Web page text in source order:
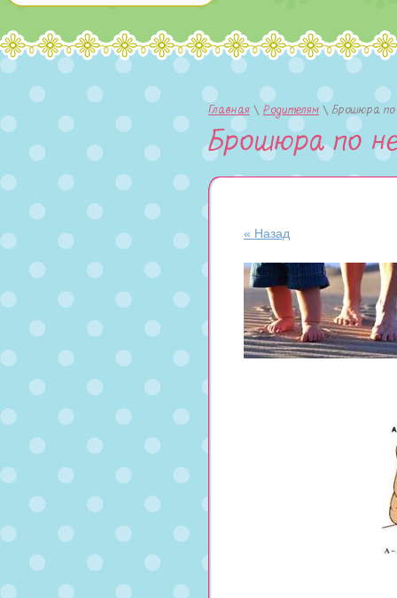
Главная \ Родителям \ Брошюра по
Брошюра по
« Назад